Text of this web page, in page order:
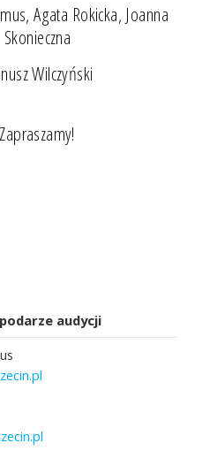
Agata Rokicka, Joanna
Skonieczna
Wilczyński
Zapraszamy!
audycji